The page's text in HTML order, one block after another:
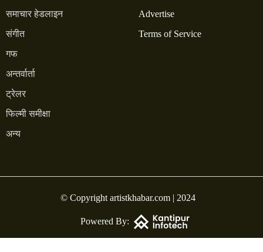
समाचार हेडलाइन
संगीत
गफ
अन्तर्वार्ता
ट्रेलर
फिल्मी समीक्षा
अन्य
Advertise
Terms of Service
© Copyright artistkhabar.com | 2024
Powered By: